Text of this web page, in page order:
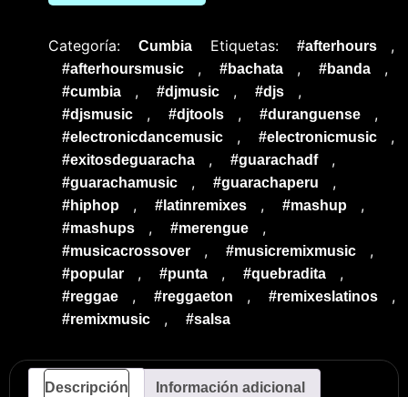
Categoría: Cumbia Etiquetas: #afterhours ,
#afterhoursmusic , #bachata , #banda ,
#cumbia , #djmusic , #djs ,
#djsmusic , #djtools , #duranguense ,
#electronicdancemusic , #electronicmusic ,
#exitosdeguaracha , #guarachadf ,
#guarachamusic , #guarachaperu ,
#hiphop , #latinremixes , #mashup ,
#mashups , #merengue ,
#musicacrossover , #musicremixmusic ,
#popular , #punta , #quebradita ,
#reggae , #reggaeton , #remixeslatinos ,
#remixmusic , #salsa
Descripción Información adicional